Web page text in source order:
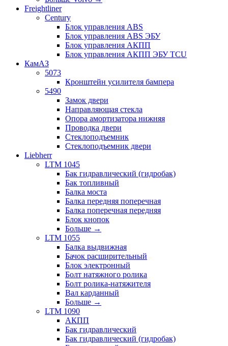
Freightliner
Century
Блок управления ABS
Блок управления ABS ЭБУ
Блок управления АКПП
Блок управления АКПП ЭБУ TCU
КамАЗ
5073
Кронштейн усилителя бампера
5490
Замок двери
Направляющая стекла
Опора амортизатора нижняя
Проводка двери
Стеклоподъемник
Стеклоподъемник двери
Liebherr
LTM 1045
Бак гидравлический (гидробак)
Бак топливный
Балка моста
Балка передняя поперечная
Балка поперечная передняя
Блок кнопок
Больше →
LTM 1055
Балка выдвижная
Бачок расширительный
Блок электронный
Болт натяжного ролика
Болт ролика-натяжителя
Вал карданный
Больше →
LTM 1090
АКПП
Бак гидравлический
Бак гидравлический (гидробак)